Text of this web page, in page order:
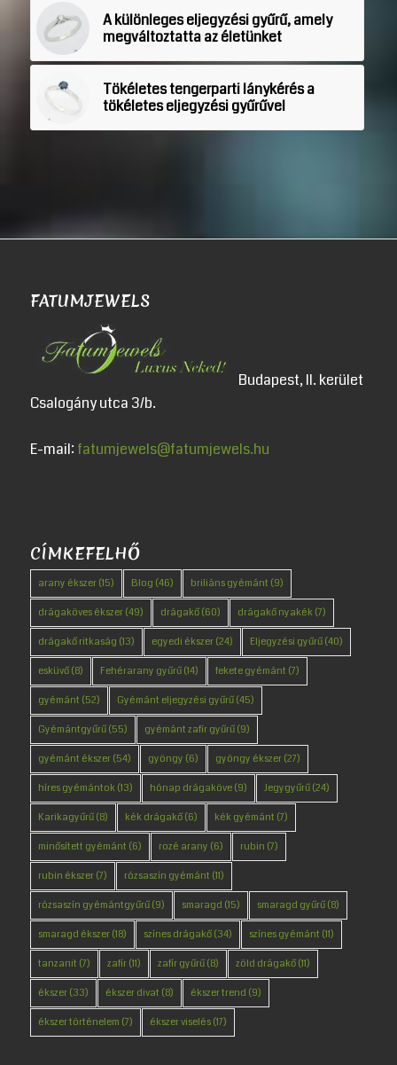
A különleges eljegyzési gyűrű, amely
megváltoztatta az életünket
Tökéletes tengerparti lánykérés a
tökéletes eljegyzési gyűrűvel
FATUMJEWELS
Budapest, II. kerület
Csalogány utca 3/b.
E-mail: fatumjewels@fatumjewels.hu
CÍMKEFELHŐ
arany ékszer(15) Blog (46) briliáns gyémánt (9)
drágaköves ékszer(49) drágakő(60) drágakő nyakék(7)
drágakő ritkaság (13) egyedi ékszer(24) Eljegyzési gyűrű(40)
esküvő(8) Fehérarany gyűrű(14) fekete gyémánt (7)
gyémánt (52) Gyémánt eljegyzési gyűrű(45)
Gyémántgyűrű(55) gyémánt zafír gyűrű(9)
gyémánt ékszer(54) gyöngy (6) gyöngy ékszer(27)
híres gyémántok(13) hónap drágaköve(9) Jegygyűrű(24)
Karikagyűrű(8) kék drágakő(6) kék gyémánt (7)
minősített gyémánt (6) rozé arany (6) rubin (7)
rubin ékszer(7) rózsaszín gyémánt (11)
rózsaszín gyémántgyűrű(9) smaragd (15) smaragd gyűrű(8)
smaragd ékszer(18) színes drágakő(34) színes gyémánt (11)
tanzanit (7) zafír(11) zafír gyűrű(8) zöld drágakő(11)
ékszer(33) ékszer divat (8) ékszer trend (9)
ékszer történelem (7) ékszer viselés(17)